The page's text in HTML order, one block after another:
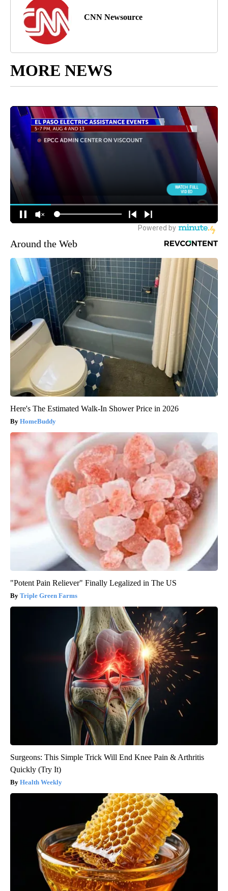
CNN Newsource
MORE NEWS
Around the Web
Here's The Estimated Walk-In Shower Price in 2026
HomeBuddy
"Potent Pain Reliever" Finally Legalized in The US
Triple Green Farms
Surgeons: This Simple Trick Will End Knee Pain & Arthritis
Quickly (Try It)
Health Weekly